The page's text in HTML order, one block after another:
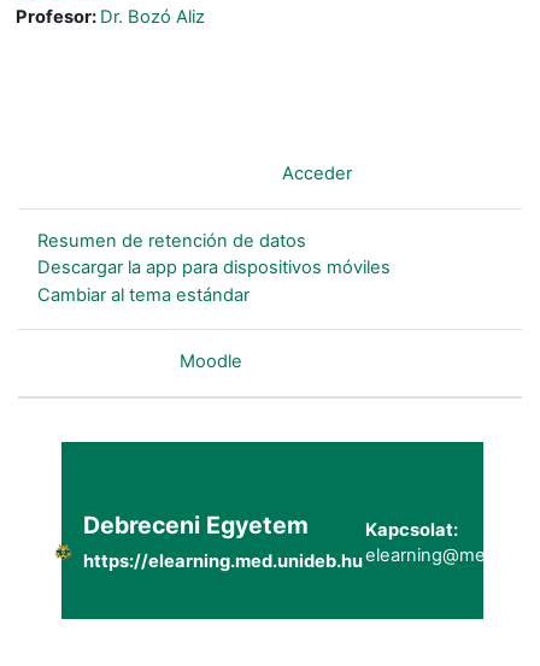
Profesor: Dr. Bozó Aliz
Acceder)
Resumen de retención de datos
Descargar la app para dispositivos móviles
Cambiar al tema estándar
Moodle
Debreceni Egyetem
https://elearning.med.unideb.hu
Kapcsolat: